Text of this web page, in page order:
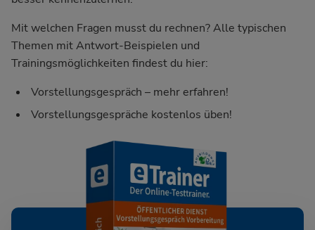
Mit welchen Fragen musst du rechnen? Alle typischen
Themen mit Antwort-Beispielen und
Trainingsmöglichkeiten findest du hier:
Vorstellungsgespräch – mehr erfahren!
Vorstellungsgespräche kostenlos üben!